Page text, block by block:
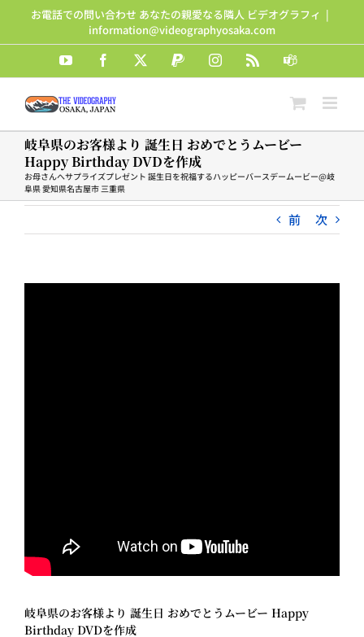
content
お電話での問い合わせ あなたの親愛なる隣人 ビデオグラフィ |
information@videographyosaka.com
YouTube Facebook PayPalInstagram Teams
岐阜県のお客様より 誕生日 おめでとうムービー
Happy Birthday DVDを作成
お母さんへサプライズプレゼント 誕生日を祝福するハッピーバースデームービー@岐
阜県 愛知県名古屋市 三重県
前 次
岐阜県のお客様より 誕生日 おめでとうムービー Happy
Birthday DVDを作成